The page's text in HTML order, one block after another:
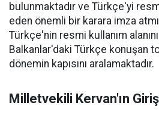
bulunmaktadır ve Türkçe'yi
eden önemli bir karara imza
Türkçe'nin resmi kullanım
Balkanlar'daki Türkçe konuşan
dönemin kapısını aralamaktadır.
Milletvekili Kervan'ın